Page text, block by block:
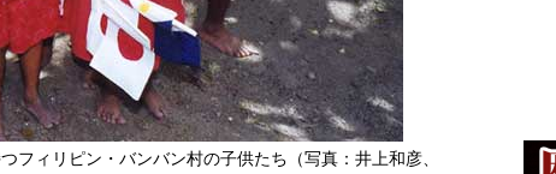
フィリピン・バンバン村の子供たち（写真：井上和彦、